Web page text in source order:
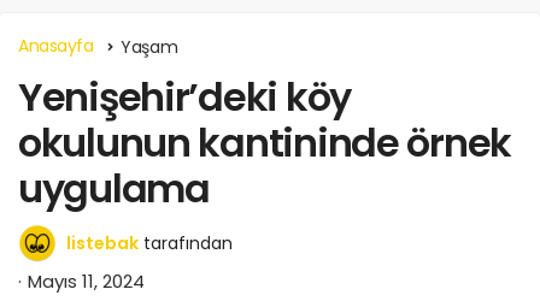
Anasayfa Yaşam
Yenişehir’deki köy
okulunun kantininde örnek
uygulama
listebak tarafından
Mayıs 11, 2024